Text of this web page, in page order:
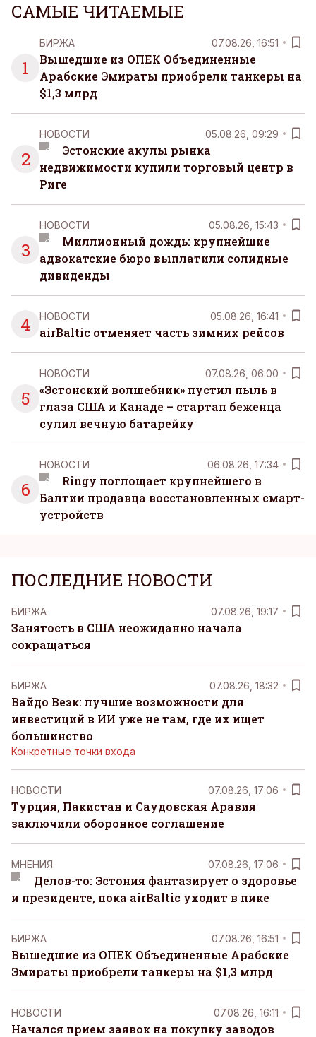
САМЫЕ ЧИТАЕМЫЕ
1
БИРЖА 07.08.26, 16:51
Вышедшие из ОПЕК Объединенные
Арабские Эмираты приобрели танкеры на
$1,3 млрд
2
НОВОСТИ 05.08.26, 09:29
Эстонские акулы рынка
недвижимости купили торговый центр в
Риге
3
НОВОСТИ 05.08.26, 15:43
Миллионный дождь: крупнейшие
адвокатские бюро выплатили солидные
дивиденды
4 НОВОСТИ 05.08.26, 16:41
airBaltic отменяет часть зимних рейсов
5
НОВОСТИ 07.08.26, 06:00
«Эстонский волшебник» пустил пыль в
глаза США и Канаде – стартап беженца
сулил вечную батарейку
6
НОВОСТИ 06.08.26, 17:34
Ringy поглощает крупнейшего в
Балтии продавца восстановленных смарт-
устройств
ПОСЛЕДНИЕ НОВОСТИ
БИРЖА 07.08.26, 19:17
Занятость в США неожиданно начала
сокращаться
БИРЖА 07.08.26, 18:32
Вайдо Веэк: лучшие возможности для
инвестиций в ИИ уже не там, где их ищет
большинство
Конкретные точки входа
НОВОСТИ 07.08.26, 17:06
Турция, Пакистан и Саудовская Аравия
заключили оборонное соглашение
MНЕНИЯ 07.08.26, 17:06
Делов-то: Эстония фантазирует о здоровье
и президенте, пока airBaltic уходит в пике
БИРЖА 07.08.26, 16:51
Вышедшие из ОПЕК Объединенные Арабские
Эмираты приобрели танкеры на $1,3 млрд
НОВОСТИ 07.08.26, 16:11
Начался прием заявок на покупку заводов